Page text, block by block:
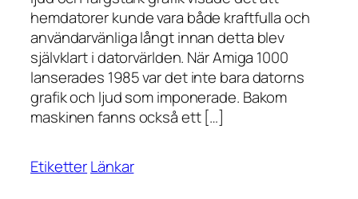
hemdatorer kunde vara både kraftfulla och
användarvänliga långt innan detta blev
självklart i datorvärlden. När Amiga 1000
lanserades 1985 var det inte bara datorns
grafik och ljud som imponerade. Bakom
maskinen fanns också ett […]
EtiketterLänkar